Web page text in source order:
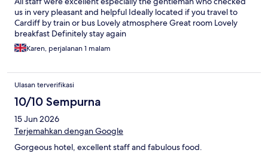
us in very pleasant and helpful Ideally located if you travel to
Cardiff by train or bus Lovely atmosphere Great room Lovely
breakfast Definitely stay again
Karen, perjalanan 1 malam
Ulasan terverifikasi
10/10 Sempurna
15 Jun 2026
Terjemahkan dengan Google
Gorgeous hotel, excellent staff and fabulous food.